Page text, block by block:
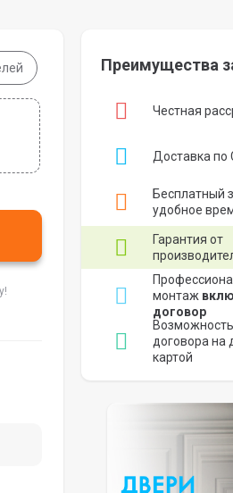
Преимущества
Честная
Доставка по
Бесплатный
удобное
Гарантия от
монтаж
договор
договора на
картой